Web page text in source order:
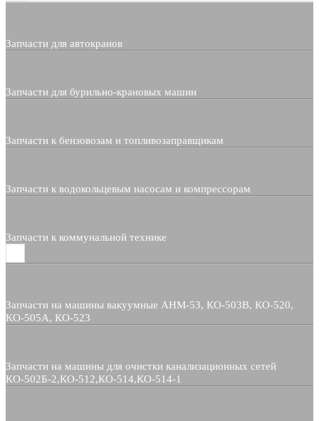
Запчасти для автокранов
Запчасти для бурильно-крановых машин
Запчасти к бензовозам и топливозаправщикам
Запчасти к водокольцевым насосам и компрессорам
Запчасти к коммунальной технике
Запчасти на машины вакуумные АНМ-53, КО-503В, КО-520,
КО-505А, КО-523
Запчасти на машины для очистки канализационных сетей
КО-502Б-2,КО-512,КО-514,КО-514-1